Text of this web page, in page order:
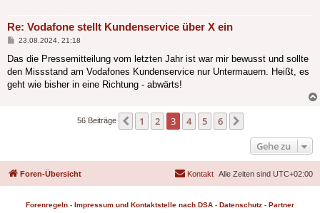
Re: Vodafone stellt Kundenservice über X ein
Beitrag
23.08.2024, 21:18
Das die Pressemitteilung vom letzten Jahr ist war mir bewusst und sollte
den Missstand am Vodafones Kundenservice nur Untermauern. Heißt, es
geht wie bisher in eine Richtung - abwärts!
56 Beiträge Vorherige
1 2 3 4 5 6
Gehe zu
Foren-Übersicht Alle Zeiten sind UTC+02:00
Kontakt
Forenregeln - Impressum und Kontaktstelle nach DSA - Datenschutz - Partner